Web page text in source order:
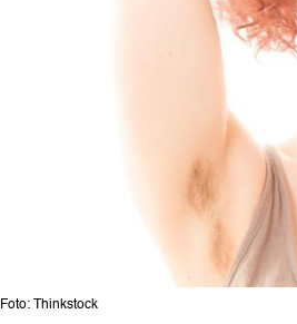
Foto: Thinkstock